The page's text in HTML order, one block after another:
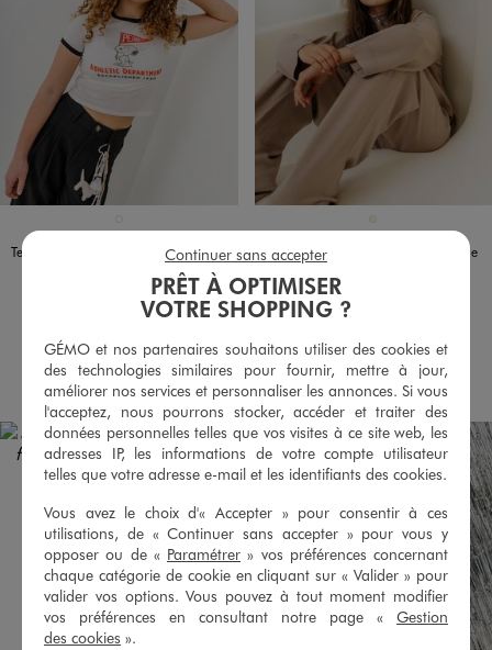
Disponible en 1 coloris
Tee-shirt manches courtes à motif Snoopy fille - Peanuts
-50% sur le 2ème produit d'été
AJOUTERAU PANIER
Disponible en 1 coloris
Pantalon ample en maille fluide fille
AJOUTERAU PANIER
PRÊT À OPTIMISER
VOTRE SHOPPING ?
GÉMO et nos partenaires souhaitons utiliser des cookies et
des technologies similaires pour fournir, mettre à jour,
améliorer nos services et personnaliser les annonces. Si vous
l'acceptez, nous pourrons stocker, accéder et traiter des
données personnelles telles que vos visites à ce site web, les
adresses IP, les informations de votre compte utilisateur
telles que votre adresse e-mail et les identifiants des cookies.
Vous avez le choix d'« Accepter » pour consentir à ces
utilisations, de « Continuer sans accepter » pour vous y
opposer ou de « Paramétrer » vos préférences concernant
chaque catégorie de cookie en cliquant sur « Valider » pour
valider vos options. Vous pouvez à tout moment modifier
vos préférences en consultant notre page « Gestion
des cookies ».
Continuer sans accepter